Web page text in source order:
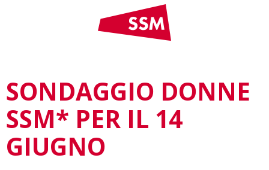
SONDAGGIO DONNE
SSM* PER IL 14
GIUGNO